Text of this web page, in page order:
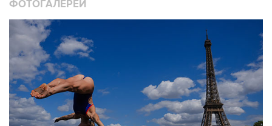
ФОТОГАЛЕРЕИ